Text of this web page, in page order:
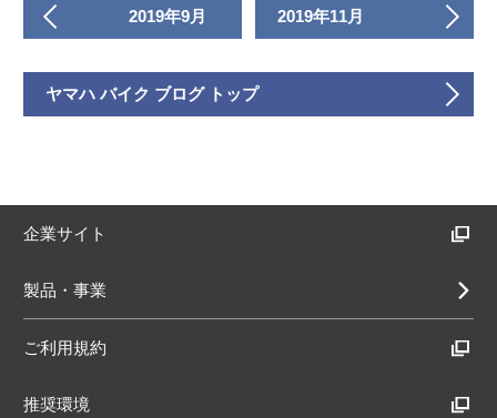
2019年9月 2019年11月
ヤマハ バイク ブログ トップ
企業サイト
製品・事業
ご利用規約
推奨環境